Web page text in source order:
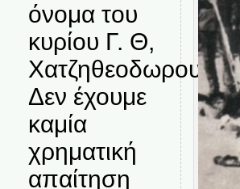
όνομα του
κυρίου Γ. Θ,
Χατζηθεοδωρου.
Δεν έχουμε
καμία
χρηματική
απαίτηση